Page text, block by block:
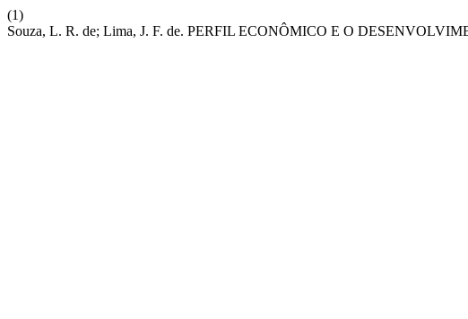
(1)
Souza, L. R. de; Lima, J. F. de. PERFIL ECONÔMICO E O